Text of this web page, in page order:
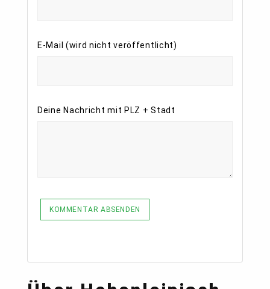
E-Mail (wird nicht veröffentlicht)
Deine Nachricht mit PLZ + Stadt
KOMMENTAR ABSENDEN